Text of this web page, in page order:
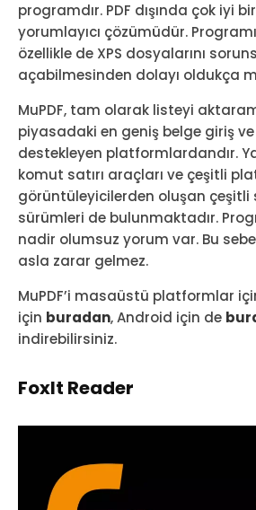
programdır. PDF dışında çok iyi
yorumlayıcı çözümüdür.
özellikle de XPS dosyalarını
açabilmesinden dolayı oldukça
MuPDF, tam olarak listeyi
piyasadaki en geniş belge giriş ve
destekleyen platformlardandır.
komut satırı araçları ve çeşitli
görüntüleyicilerden oluşan çeşitli
sürümleri de bulunmaktadır.
nadir olumsuz yorum var. Bu
asla zarar gelmez.
MuPDF’i masaüstü platformlar
için buradan, Android için de
indirebilirsiniz.
FoxIt Reader